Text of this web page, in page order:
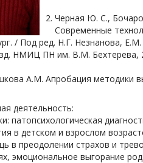
Черная Ю. С.,
Современные
/ Под ред. Н.Г. Незнанова,
НМИЦ ПН им. В.М. Бехтерева,
А.М. Апробация методики
деятельность:
патопсихологическая
в детском и взрослом
в преодолении страхов и
эмоциональное выгорание